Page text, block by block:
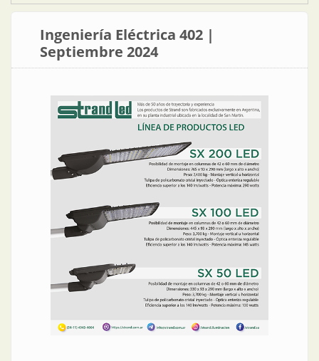
Ingeniería Eléctrica 402 |
Septiembre 2024